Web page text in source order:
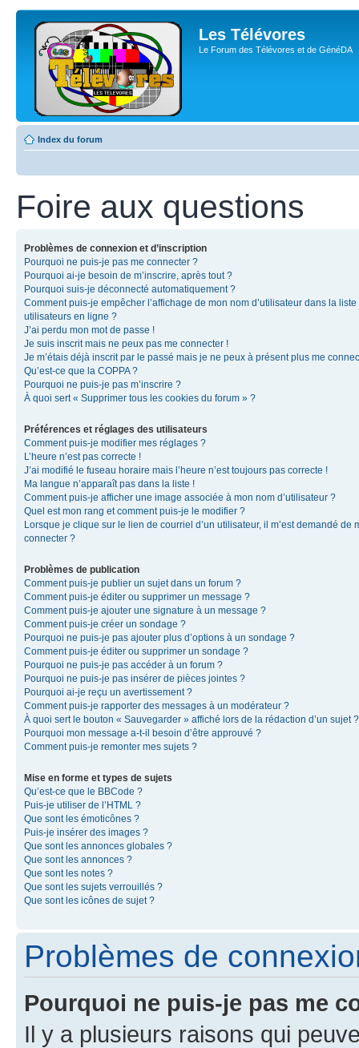
Les Télévores
Le Forum des Télévores et de GénéDA
Index du forum
Foire aux questions
Problèmes de connexion et d’inscription
Pourquoi ne puis-je pas me connecter ?
Pourquoi ai-je besoin de m’inscrire, après tout ?
Pourquoi suis-je déconnecté automatiquement ?
Comment puis-je empêcher l’affichage de mon nom d’utilisateur dans la liste
utilisateurs en ligne ?
J’ai perdu mon mot de passe !
Je suis inscrit mais ne peux pas me connecter !
Je m’étais déjà inscrit par le passé mais je ne peux à présent plus me
Qu’est-ce que la COPPA ?
Pourquoi ne puis-je pas m’inscrire ?
À quoi sert « Supprimer tous les cookies du forum » ?
Préférences et réglages des utilisateurs
Comment puis-je modifier mes réglages ?
L’heure n’est pas correcte !
J’ai modifié le fuseau horaire mais l’heure n’est toujours pas correcte !
Ma langue n’apparaît pas dans la liste !
Comment puis-je afficher une image associée à mon nom d’utilisateur ?
Quel est mon rang et comment puis-je le modifier ?
Lorsque je clique sur le lien de courriel d’un utilisateur, il m’est demandé de
connecter ?
Problèmes de publication
Comment puis-je publier un sujet dans un forum ?
Comment puis-je éditer ou supprimer un message ?
Comment puis-je ajouter une signature à un message ?
Comment puis-je créer un sondage ?
Pourquoi ne puis-je pas ajouter plus d’options à un sondage ?
Comment puis-je éditer ou supprimer un sondage ?
Pourquoi ne puis-je pas accéder à un forum ?
Pourquoi ne puis-je pas insérer de pièces jointes ?
Pourquoi ai-je reçu un avertissement ?
Comment puis-je rapporter des messages à un modérateur ?
À quoi sert le bouton « Sauvegarder » affiché lors de la rédaction d’un sujet ?
Pourquoi mon message a-t-il besoin d’être approuvé ?
Comment puis-je remonter mes sujets ?
Mise en forme et types de sujets
Qu’est-ce que le BBCode ?
Puis-je utiliser de l’HTML ?
Que sont les émoticônes ?
Puis-je insérer des images ?
Que sont les annonces globales ?
Que sont les annonces ?
Que sont les notes ?
Que sont les sujets verrouillés ?
Que sont les icônes de sujet ?
Problèmes de
Pourquoi ne puis-je pas me
Il y a plusieurs raisons qui